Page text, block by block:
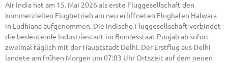
Air India hat am 15. Mai 2026 als erste Fluggesellschaft den
kommerziellen Flugbetrieb am neu eröffneten Flughafen Halwara
in Ludhiana aufgenommen. Die indische Fluggesellschaft verbindet
die bedeutende Industriestadt im Bundesstaat Punjab ab sofort
zweimal täglich mit der Hauptstadt Delhi. Der Erstflug aus Delhi
landete am frühen Morgen um 07:03 Uhr Ortszeit auf dem neuen